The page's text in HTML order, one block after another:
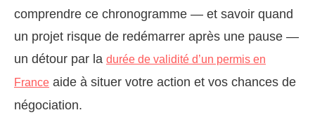
comprendre ce chronogramme — et savoir quand
un projet risque de redémarrer après une pause —
un détour par la durée de validité d’un permis en
France aide à situer votre action et vos chances de
négociation.